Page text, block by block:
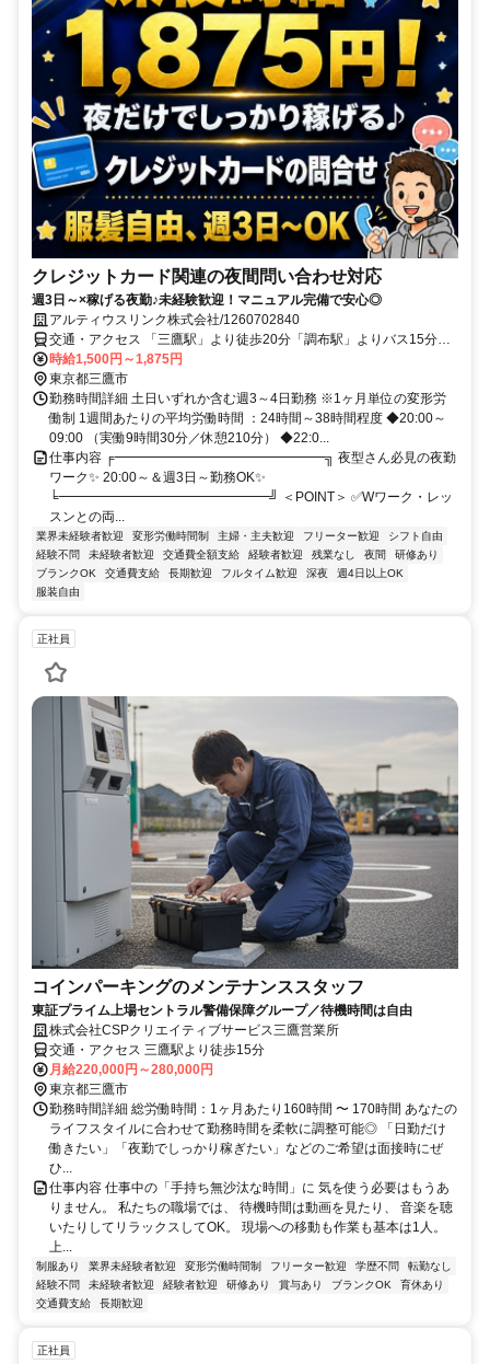
クレジットカード関連の夜間問い合わせ対応
週3日～×稼げる夜勤♪未経験歓迎！マニュアル完備で安心◎
アルティウスリンク株式会社/1260702840
交通・アクセス 「三鷹駅」より徒歩20分「調布駅」よりバス15分
「吉祥寺駅」よりバス10分
時給1,500円～1,875円
東京都三鷹市
勤務時間詳細 土日いずれか含む週3～4日勤務 ※1ヶ月単位の変形労
働制 1週間あたりの平均労働時間 ：24時間～38時間程度 ◆20:00～
09:00 （実働9時間30分／休憩210分） ◆22:0...
仕事内容 ╒━━━━━━━━━━━━━━━━╗ 夜型さん必見の夜勤
ワーク✨ 20:00～＆週3日～勤務OK✨
╘━━━━━━━━━━━━━━━━╝ ＜POINT＞ ✅Wワーク・レッ
スンとの両...
業界未経験者歓迎 変形労働時間制 主婦・主夫歓迎 フリーター歓迎
シフト自由
経験不問
未経験者歓迎 交通費全額支給 経験者歓迎 残業なし 夜間
研修あり
ブランクOK
交通費支給 長期歓迎 フルタイム歓迎 深夜
週4日以上OK
服装自由
正社員
コインパーキングのメンテナンススタッフ
東証プライム上場セントラル警備保障グループ／待機時間は自由
株式会社CSPクリエイティブサービス三鷹営業所
交通・アクセス 三鷹駅より徒歩15分
月給220,000円～280,000円
東京都三鷹市
勤務時間詳細 総労働時間：1ヶ月あたり160時間 〜 170時間 あなたの
ライフスタイルに合わせて勤務時間を柔軟に調整可能◎ 「日勤だけ
働きたい」「夜勤でしっかり稼ぎたい」などのご希望は面接時にぜ
ひ...
仕事内容 仕事中の「手持ち無沙汰な時間」に 気を使う必要はもうあ
りません。 私たちの職場では、 待機時間は動画を見たり、 音楽を聴
いたりしてリラックスしてOK。 現場への移動も作業も基本は1人。
上...
制服あり 業界未経験者歓迎 変形労働時間制 フリーター歓迎 学歴不問
転勤なし
経験不問
未経験者歓迎 経験者歓迎 研修あり 賞与あり ブランクOK
育休あり
交通費支給
長期歓迎
正社員